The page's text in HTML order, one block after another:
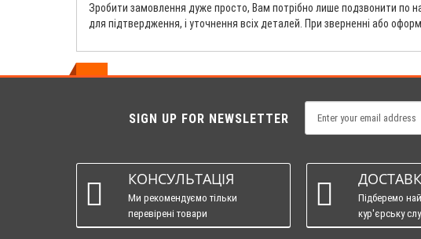
Зробити замовлення дуже просто, Вам потрібно лише подзвонити по
для підтвердження, і уточнення всіх деталей. При зверненні або
SIGN UP FOR NEWSLETTER
КОНСУЛЬТАЦІЯ
Ми рекомендуємо тільки
перевірені товари
Підберемо
кур'єрську